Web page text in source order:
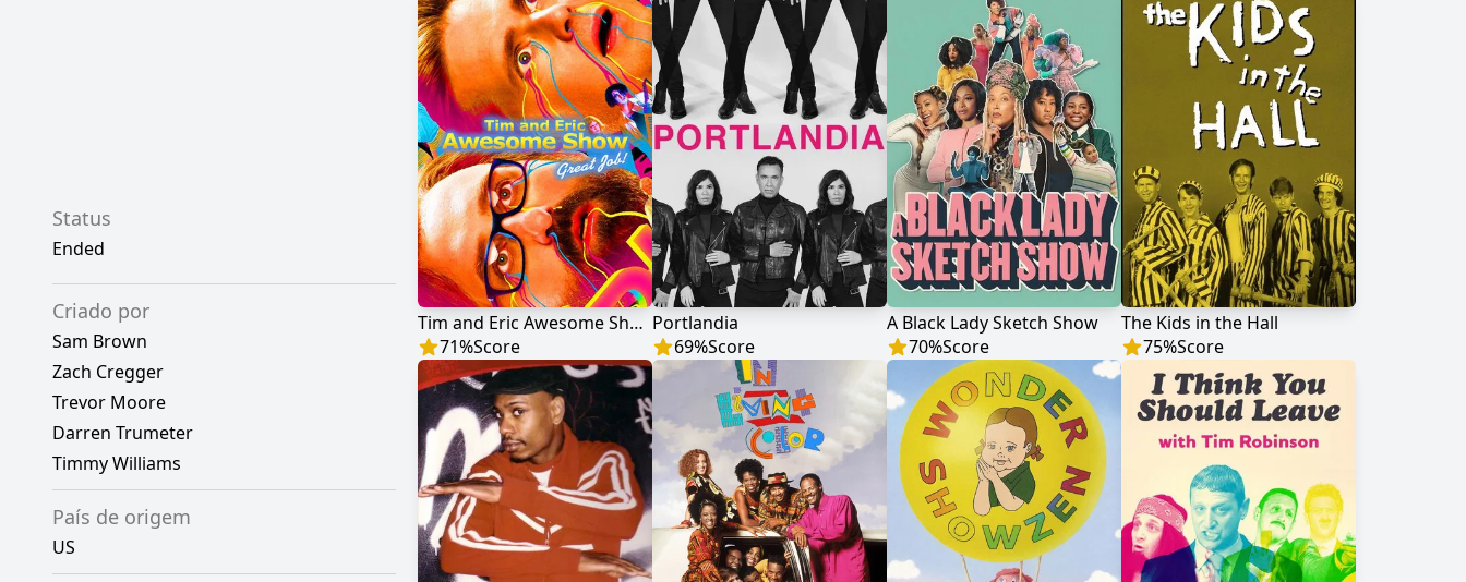
Status
Ended
Criado por
Sam Brown
Zach Cregger
Trevor Moore
Darren Trumeter
Timmy Williams
País de origem
US
Tim and Eric Awesome Show, Great Job!
71%Score
Portlandia
69%Score
A Black Lady Sketch Show
70%Score
The Kids in the Hall
75%Score